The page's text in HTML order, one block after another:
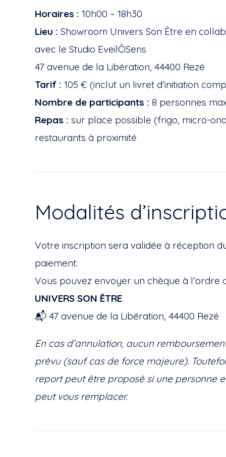
Horaires : 10h00 – 18h30
Lieu : Showroom Univers Son Être en
avec le Studio EveilÔSens
47 avenue de la Libération, 44400 Rezé
Tarif : 105 € (inclut un livret d’initiation
Nombre de participants : 8 personnes
Repas : sur place possible (frigo, micro-
restaurants à proximité
Modalités
Votre inscription sera validée à réception
paiement.
Vous pouvez envoyer un chèque à l’ordre
UNIVERS SON ÊTRE
📬 47 avenue de la Libération, 44400 Rezé
En cas d’annulation, aucun
prévu (sauf cas de force majeure).
report peut être proposé si une personne
peut vous remplacer.